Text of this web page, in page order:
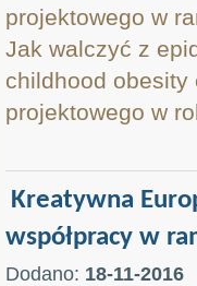
projektowego w
Jak walczyć z
childhood obesity
projektowego w
Kreatywna
współpracy w
Dodano: 18-11-2016